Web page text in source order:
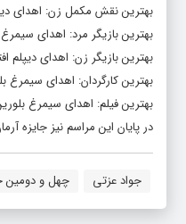
بهترین نقش مکمل زن: اهدای
بهترین بازیگر مرد: اهدای
بهترین بازیگر زن: اهدای دیپلم
بهترین کارگردان: اهدای سیمرغ
بهترین فیلم: اهدای سیمرغ
در پایان این مراسم نیز جایزه
جواد عزتی چهل و دومین